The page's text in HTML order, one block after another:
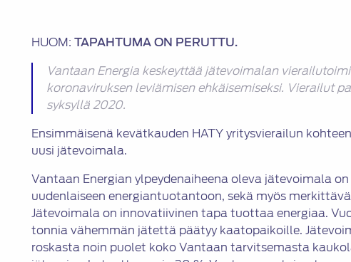
HUOM: TAPAHTUMA ON PERUTTU.
Vantaan Energia keskeyttää jätevoimalan
koronaviruksen leviämisen ehkäisemiseksi. Vierailut
syksyllä 2020.
Ensimmäisenä kevätkauden HATY yritysvierailun
uusi jätevoimala.
Vantaan Energian ylpeydenaiheena oleva jätevoimala
uudenlaiseen energiantuotantoon, sekä myös
Jätevoimala on innovatiivinen tapa tuottaa energiaa.
tonnia vähemmän jätettä päätyy kaatopaikoille.
roskasta noin puolet koko Vantaan tarvitsemasta